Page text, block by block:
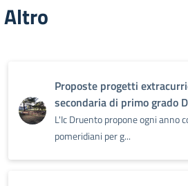
Altro
Proposte progetti
secondaria di primo grado
L'Ic Druento propone ogni anno
pomeridiani per g...